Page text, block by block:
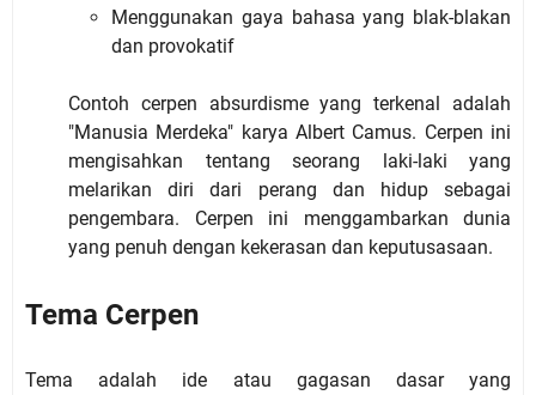
Menggunakan gaya bahasa yang blak-blakan
dan provokatif
Contoh cerpen absurdisme yang terkenal adalah
"Manusia Merdeka" karya Albert Camus. Cerpen ini
mengisahkan tentang seorang laki-laki yang
melarikan diri dari perang dan hidup sebagai
pengembara. Cerpen ini menggambarkan dunia
yang penuh dengan kekerasan dan keputusasaan.
Tema Cerpen
Tema adalah ide atau gagasan dasar yang